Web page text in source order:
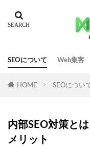
SEOについて Web集客
HOME SEOについ
内部SEO対策と
メリット